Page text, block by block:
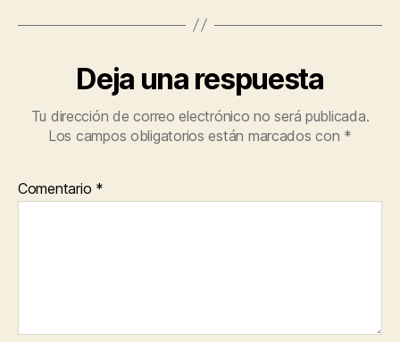
Deja una respuesta
Tu dirección de correo electrónico no será publicada.
Los campos obligatorios están marcados con *
Comentario *